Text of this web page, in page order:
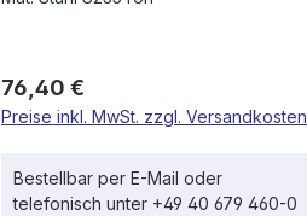
Regulärer Preis:
76,40 €
Preise inkl. MwSt. zzgl. Versandkosten
Bestellbar per E-Mail oder
telefonisch unter +49 40 679 460-0